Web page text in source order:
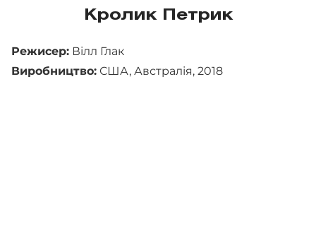
Кролик Петрик
Режисер: Вілл Глак
Виробництво: США, Австралія, 2018